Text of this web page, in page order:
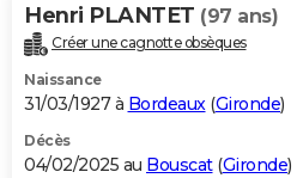
Bricolage
Lifestyle
Culture
Sport
Auto
Television
Voyage
Cinema
Henri PLANTET (97 ans)
Créer une cagnotte obsèques
Naissance
31/03/1927 à Bordeaux(Gironde)
Décès
04/02/2025 au Bouscat(Gironde)